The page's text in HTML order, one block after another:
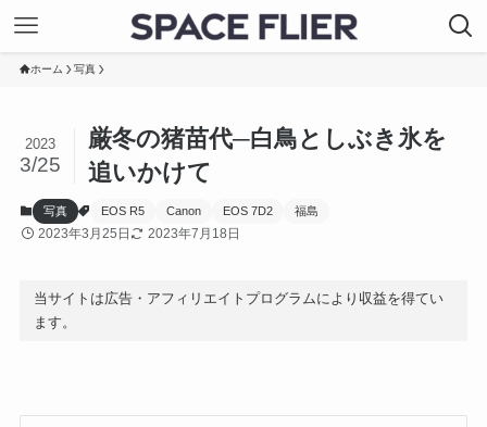
ホーム 写真
厳冬の猪苗代─白鳥としぶき氷を
追いかけて
2023
3/25
写真 EOS R5 Canon EOS 7D2 福島
2023年3月25日 2023年7月18日
当サイトは広告・アフィリエイトプログラムにより収益を得てい
ます。